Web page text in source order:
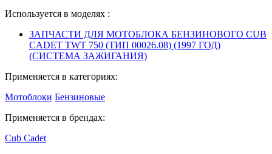
Используется в моделях :
ЗАПЧАСТИ ДЛЯ МОТОБЛОКА БЕНЗИНОВОГО CUB
CADET TWT 750 (ТИП 00026.08) (1997 ГОД)
(СИСТЕМА ЗАЖИГАНИЯ)
Применяется в категориях:
Мотоблоки Бензиновые
Применяется в брендах:
Cub Cadet